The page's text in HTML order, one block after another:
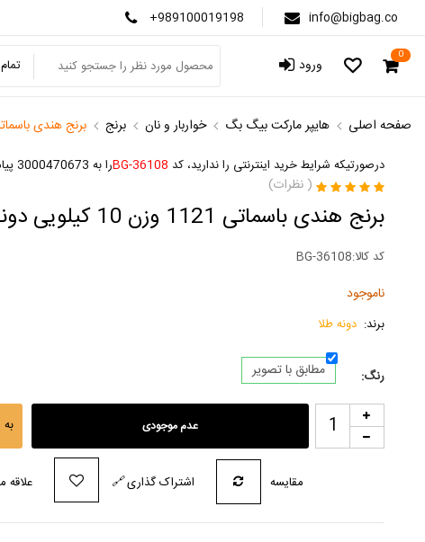
+989100019198 info@bigbag.co
ورود 0
صفحه اصلی هایپر مارکت بیگ بگ خواربار و نان برنج برنج هندی باسماتی 1121 وزن 10 کیلویی
درصورتیکه شرایط خرید اینترنتی را ندارید، کد BG-36108را به 3000470673 پیامک کنید
( نظرات)
برنج هندی باسماتی 1121 وزن 10 کیلویی دونه طلا
کد کالا:BG-36108
ناموجود
برند: دونه طلا
رنگ: مطابق با تصویر
عدم موجودی
علاقه 🔗اشتراک گذاری مقایسه